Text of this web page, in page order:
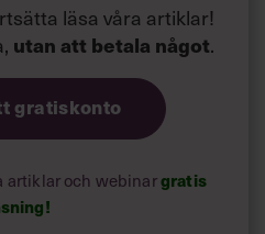
läsa våra artiklar!
utan att betala något.
gratiskonto
artiklar och webinargratis